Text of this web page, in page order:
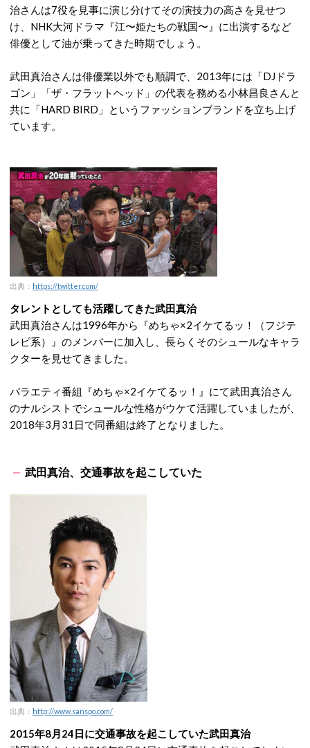
治さんは7役を見事に演じ分けてその演技力の高さを見せつ
け、NHK大河ドラマ『江〜姫たちの戦国〜』に出演するなど
俳優として油が乗ってきた時期でしょう。
武田真治さんは俳優業以外でも順調で、2013年には「DJドラ
ゴン」「ザ・フラットヘッド」の代表を務める小林昌良さんと
共に「HARD BIRD」というファッションブランドを立ち上げ
ています。
出典： https://twitter.com/
タレントとしても活躍してきた武田真治
武田真治さんは1996年から『めちゃ×2イケてるッ！（フジテ
レビ系）』のメンバーに加入し、長らくそのシュールなキャラ
クターを見せてきました。
バラエティ番組『めちゃ×2イケてるッ！』にて武田真治さん
のナルシストでシュールな性格がウケて活躍していましたが、
2018年3月31日で同番組は終了となりました。
武田真治、交通事故を起こしていた
出典： http://www.sanspo.com/
2015年8月24日に交通事故を起こしていた武田真治